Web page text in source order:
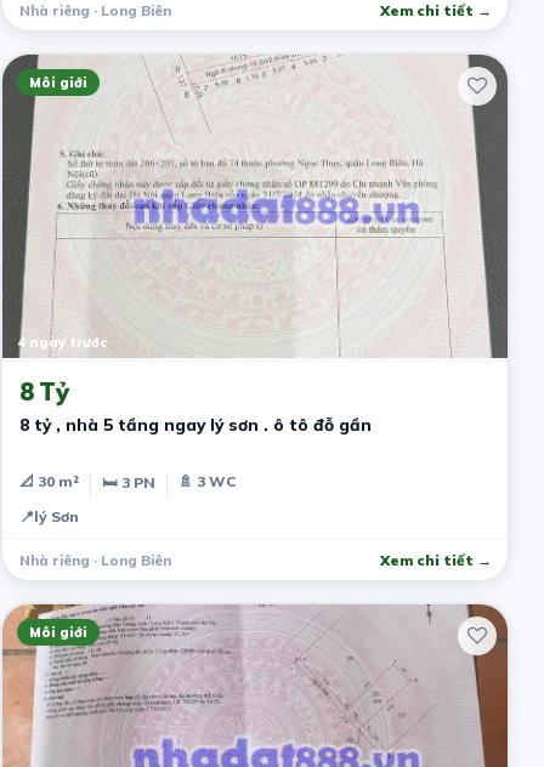
Nhà riêng · Long Biên Xem chi tiết →
Môi giới
4 ngày trước
8 Tỷ
8 tỷ , nhà 5 tầng ngay lý sơn . ô tô đỗ gần
📐 30 m² 🛏 3 PN
🚿 3 WC
📍lý Sơn
Nhà riêng · Long Biên Xem chi tiết →
Môi giới